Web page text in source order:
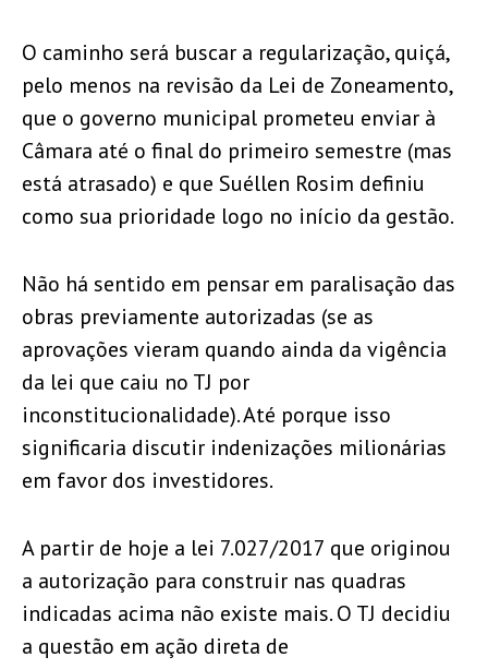
O caminho será buscar a regularização, quiçá,
pelo menos na revisão da Lei de Zoneamento,
que o governo municipal prometeu enviar à
Câmara até o final do primeiro semestre (mas
está atrasado) e que Suéllen Rosim definiu
como sua prioridade logo no início da gestão.
Não há sentido em pensar em paralisação das
obras previamente autorizadas (se as
aprovações vieram quando ainda da vigência
da lei que caiu no TJ por
inconstitucionalidade). Até porque isso
significaria discutir indenizações milionárias
em favor dos investidores.
A partir de hoje a lei 7.027/2017 que originou
a autorização para construir nas quadras
indicadas acima não existe mais. O TJ decidiu
a questão em ação direta de